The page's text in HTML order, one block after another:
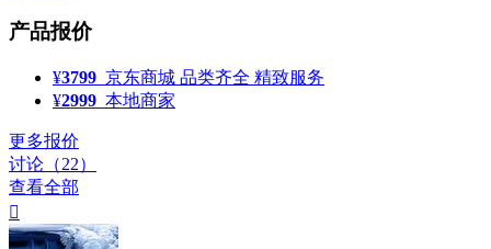
产品报价
¥3799 京东商城 品类齐全 精致服务
¥2999 本地商家
更多报价
讨论（22）
查看全部
